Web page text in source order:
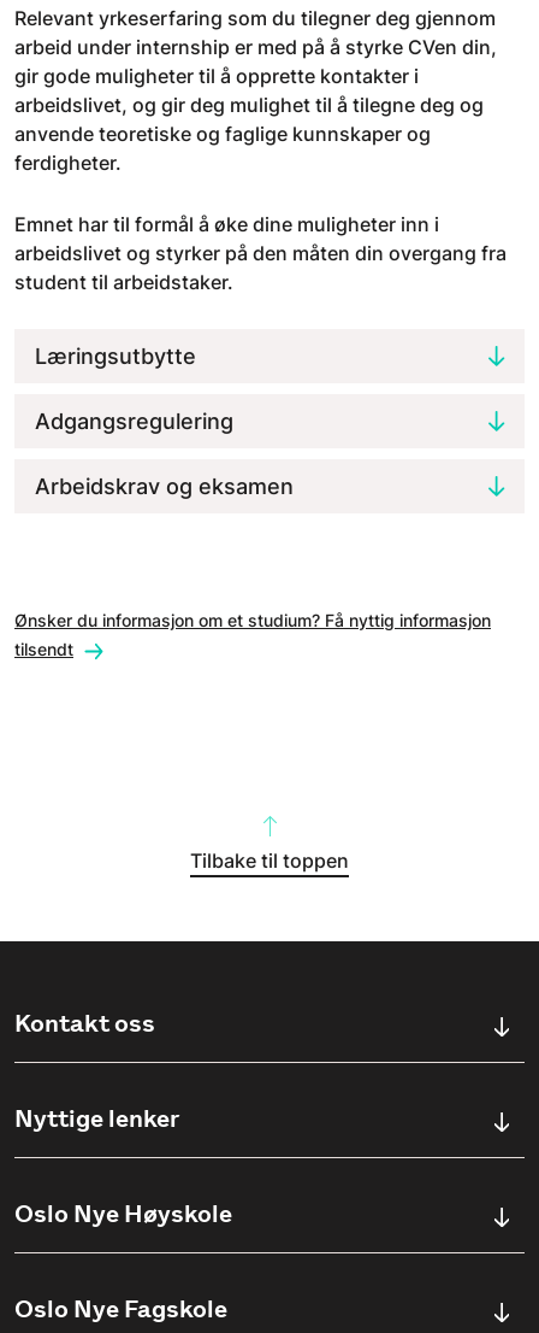
Relevant yrkeserfaring som du tilegner deg gjennom
arbeid under internship er med på å styrke CVen din,
gir gode muligheter til å opprette kontakter i
arbeidslivet, og gir deg mulighet til å tilegne deg og
anvende teoretiske og faglige kunnskaper og
ferdigheter.
Emnet har til formål å øke dine muligheter inn i
arbeidslivet og styrker på den måten din overgang fra
student til arbeidstaker.
Læringsutbytte
Adgangsregulering
Arbeidskrav og eksamen
Ønsker du informasjon om et studium? Få nyttig informasjon
tilsendt
Tilbake til toppen
Kontakt oss
Ullevålsveien 76, 0454 OSLO
(+47) 23 23 38 20
Nyttige lenker
Søknadsinfo
Pensumlister
Oslo Nye Høyskole
Oslo Nye Fagskole